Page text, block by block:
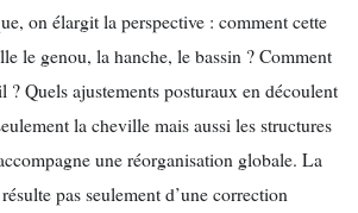
on élargit la perspective : comment cette
le genou, la hanche, le bassin ? Comment
? Quels ajustements posturaux en découlent
la cheville mais aussi les structures
une réorganisation globale. La
pas seulement d’une correction